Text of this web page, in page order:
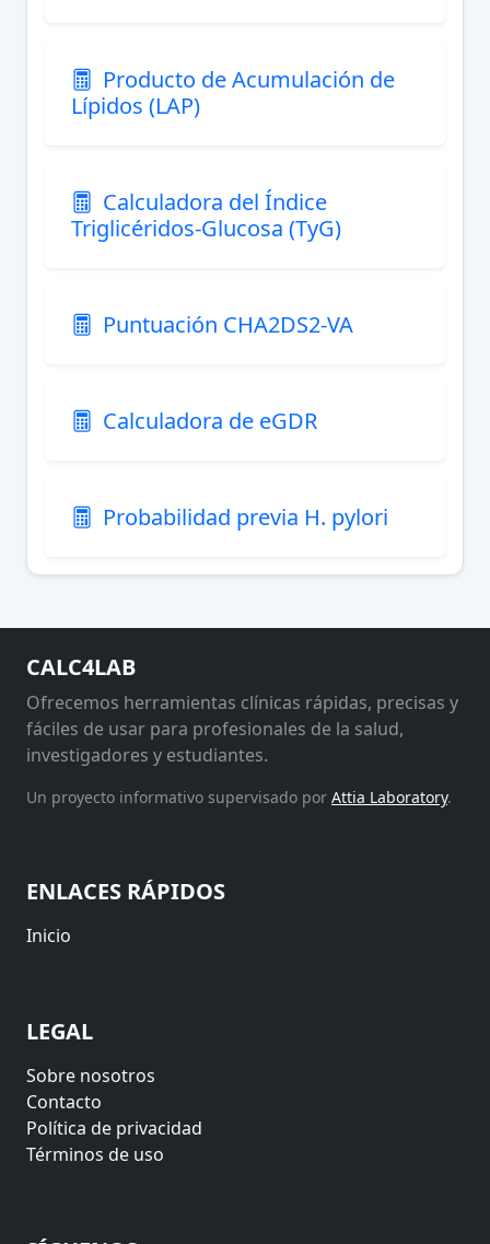
Producto de Acumulación de
Lípidos (LAP)
Calculadora del Índice
Triglicéridos-Glucosa (TyG)
Puntuación CHA2DS2-VA
Calculadora de eGDR
Probabilidad previa H. pylori
CALC4LAB
Ofrecemos herramientas clínicas rápidas, precisas y
fáciles de usar para profesionales de la salud,
investigadores y estudiantes.
Un proyecto informativo supervisado por Attia Laboratory.
ENLACES RÁPIDOS
Inicio
LEGAL
Sobre nosotros
Contacto
Política de privacidad
Términos de uso